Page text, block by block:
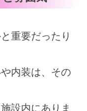
重要だったり
内装は、その
設内にありま